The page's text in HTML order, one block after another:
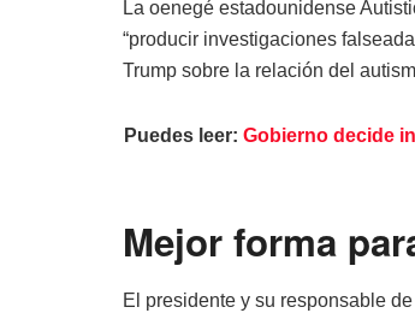
La oenegé estadounidense
“producir investigaciones
Trump sobre la relación del
Puedes leer: Gobierno decide
Mejor forma
El presidente y su responsable